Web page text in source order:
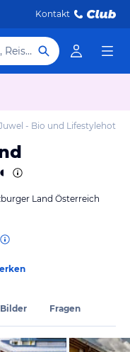
Kontakt
Hotel, Reiseziel
- Bio und Lifestylehotel
Land Österreich
Bilder Fragen